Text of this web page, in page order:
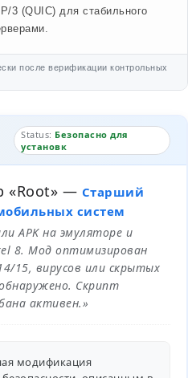
3 (QUIC) для стабильного
после верификации контрольных
Status: Безопасно для
установк
«Root» — Старший
систем
APK на эмуляторе и
8. Мод оптимизирован
15, вирусов или скрытых
Скрипт
активен.»
модификация